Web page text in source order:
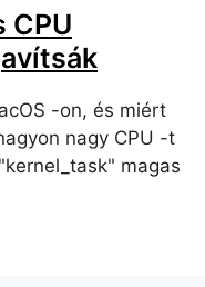
CPU
-on, és miért
nagy CPU -t
magas